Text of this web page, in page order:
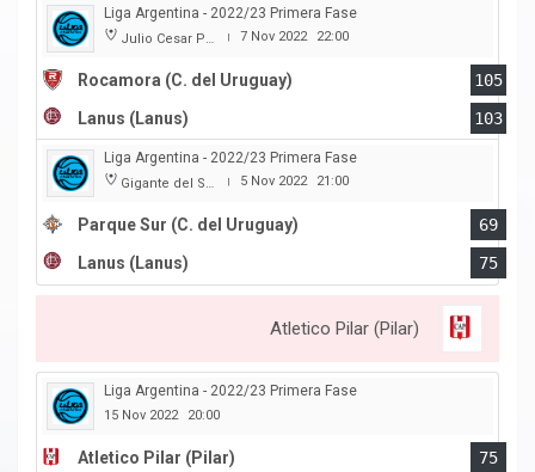
Liga Argentina - 2022/23 Primera Fase
Julio Cesar Paccagnella | 7 Nov 2022 22:00
Rocamora (C. del Uruguay)
105
Lanus (Lanus)
103
Liga Argentina - 2022/23 Primera Fase
Gigante del Sur | 5 Nov 2022 21:00
Parque Sur (C. del Uruguay)
69
Lanus (Lanus)
75
Atletico Pilar (Pilar)
Liga Argentina - 2022/23 Primera Fase
15 Nov 2022 20:00
Atletico Pilar (Pilar) 75